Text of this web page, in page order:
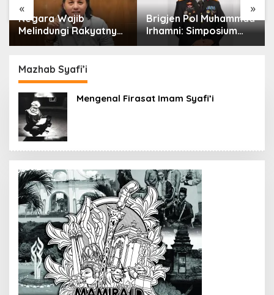
« »
Negara Wajib
Melindungi Rakyatnya:
Catatan tentang Nasib
Belerang Kawah Ijen
Brigjen Pol Muhammad
Irhamni: Simposium
Nasional Outlook
Mazhab Syafi’i
Mengenal Firasat Imam Syafi’i